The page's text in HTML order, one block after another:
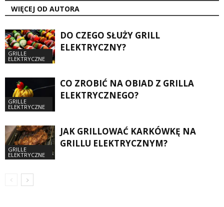
WIĘCEJ OD AUTORA
GRILLE
ELEKTRYCZNE
DO CZEGO SŁUŻY GRILL
ELEKTRYCZNY?
GRILLE
ELEKTRYCZNE
CO ZROBIĆ NA OBIAD Z GRILLA
ELEKTRYCZNEGO?
GRILLE
ELEKTRYCZNE
JAK GRILLOWAĆ KARKÓWKĘ NA
GRILLU ELEKTRYCZNYM?